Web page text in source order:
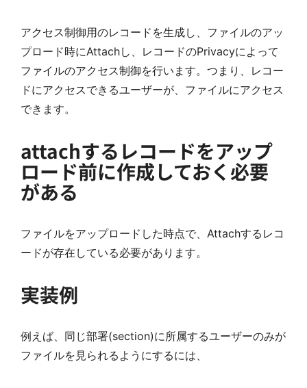
アクセス制御用のレコードを生成し、ファイルのアッ
プロード時にAttachし、レコードのPrivacyによって
ファイルのアクセス制御を行います。つまり、レコー
ドにアクセスできるユーザーが、ファイルにアクセス
できます。
attachするレコードをアップ
ロード前に作成しておく必要
がある
ファイルをアップロードした時点で、Attachするレコ
ードが存在している必要があります。
実装例
例えば、同じ部署(section)に所属するユーザーのみが
ファイルを見られるようにするには、